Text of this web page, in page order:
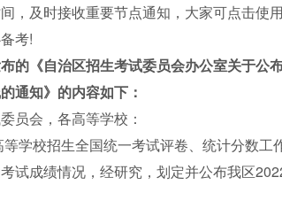
，及时接收重要节点通知，大家可点击使
考!
的《自治区招生考试委员会办公室关于公
通知》的内容如下：
员会，各高等学校：
学校招生全国统一考试评卷、统计分数
试成绩情况，经研究，划定并公布我区